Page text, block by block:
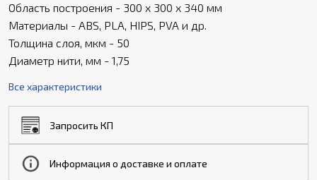
Область построения - 300 x 300 x 340 мм
Материалы - ABS, PLA, HIPS, PVA и др.
Толщина слоя, мкм - 50
Диаметр нити, мм - 1,75
Все характеристики
Запросить КП
Информация о доставке и оплате